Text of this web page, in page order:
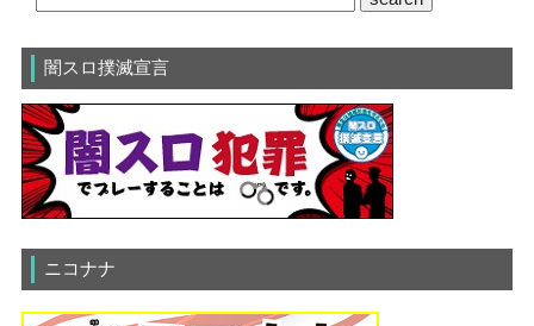
闇スロ撲滅宣言
ニコナナ